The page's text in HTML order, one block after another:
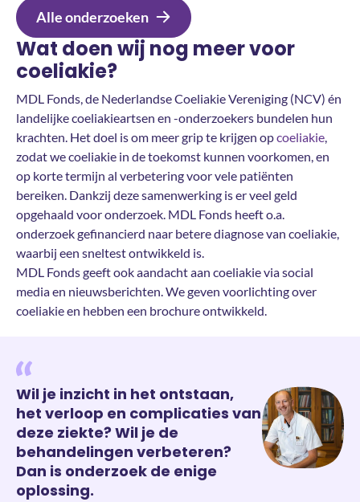
Alle onderzoeken
Wat doen wij nog meer voor
coeliakie?
MDL Fonds, de Nederlandse Coeliakie Vereniging (NCV) én
landelijke coeliakieartsen en -onderzoekers bundelen hun
krachten. Het doel is om meer grip te krijgen opcoeliakie,
zodat we coeliakie in de toekomst kunnen voorkomen, en
op korte termijn al verbetering voor vele patiënten
bereiken. Dankzij deze samenwerking is er veel geld
opgehaald voor onderzoek. MDL Fonds heeft o.a.
onderzoek gefinancierd naar betere diagnose van coeliakie,
waarbij een sneltest ontwikkeld is.
MDL Fonds geeft ook aandacht aan coeliakie via social
media en nieuwsberichten. We geven voorlichting over
coeliakie en hebben een brochure ontwikkeld.
Wil je inzicht in het ontstaan,
het verloop en complicaties van
deze ziekte? Wil je de
behandelingen verbeteren?
Dan is onderzoek de enige
oplossing.